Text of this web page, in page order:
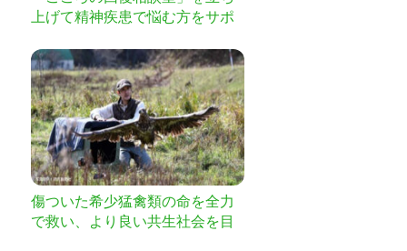
上げて精神疾患で悩む方をサポ
傷ついた希少猛禽類の命を全力
で救い、より良い共生社会を目